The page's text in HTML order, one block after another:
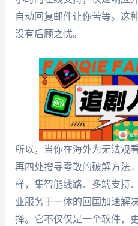
自动回复邮件让你苦等。这
没有后顾之忧。
所以，当你在海外为无法观
再四处搜寻零散的破解方法
样，集智能线路、多端支持
业服务于一体的回国加速解
择。它不仅仅是一个软件，